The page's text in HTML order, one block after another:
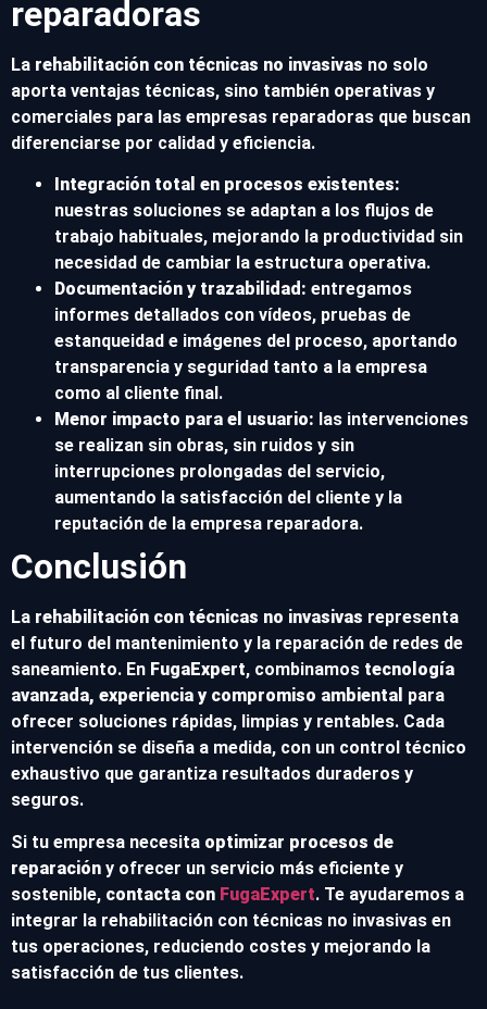
reparadoras
La rehabilitación con técnicas no invasivas no solo
aporta ventajas técnicas, sino también operativas y
comerciales para las empresas reparadoras que buscan
diferenciarse por calidad y eficiencia.
Integración total en procesos existentes:
nuestras soluciones se adaptan a los flujos de
trabajo habituales, mejorando la productividad sin
necesidad de cambiar la estructura operativa.
Documentación y trazabilidad: entregamos
informes detallados con vídeos, pruebas de
estanqueidad e imágenes del proceso, aportando
transparencia y seguridad tanto a la empresa
como al cliente final.
Menor impacto para el usuario: las intervenciones
se realizan sin obras, sin ruidos y sin
interrupciones prolongadas del servicio,
aumentando la satisfacción del cliente y la
reputación de la empresa reparadora.
Conclusión
La rehabilitación con técnicas no invasivas representa
el futuro del mantenimiento y la reparación de redes de
saneamiento. En FugaExpert, combinamos tecnología
avanzada, experiencia y compromiso ambiental para
ofrecer soluciones rápidas, limpias y rentables. Cada
intervención se diseña a medida, con un control técnico
exhaustivo que garantiza resultados duraderos y
seguros.
Si tu empresa necesita optimizar procesos de
reparación y ofrecer un servicio más eficiente y
sostenible, contacta con FugaExpert. Te ayudaremos a
integrar la rehabilitación con técnicas no invasivas en
tus operaciones, reduciendo costes y mejorando la
satisfacción de tus clientes.